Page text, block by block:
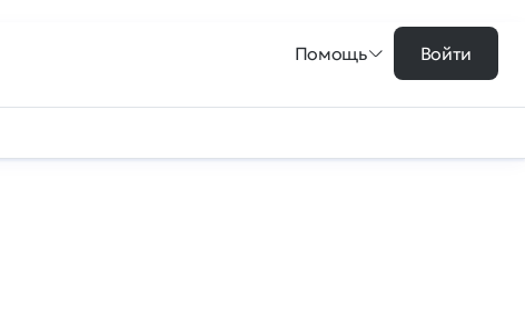
Помощь Войти